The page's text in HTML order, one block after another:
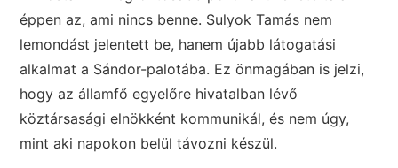
éppen az, ami nincs benne. Sulyok Tamás nem
lemondást jelentett be, hanem újabb látogatási
alkalmat a Sándor-palotába. Ez önmagában is jelzi,
hogy az államfő egyelőre hivatalban lévő
köztársasági elnökként kommunikál, és nem úgy,
mint aki napokon belül távozni készül.